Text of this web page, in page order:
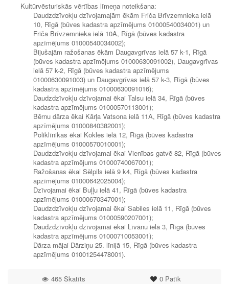
Kultūrvēsturiskās vērtības līmeņa noteikšana:
Daudzdzīvokļu dzīvojamajām ēkām Friča Brīvzemnieka ielā
10, Rīgā (būves kadastra apzīmējums 01000540034001) un
Friča Brīvzemnieka ielā 10A, Rīgā (būves kadastra
apzīmējums 01000540034002);
Bijušajām ražošanas ēkām Daugavgrīvas ielā 57 k-1, Rīgā
(būves kadastra apzīmējums 01000630091002), Daugavgrīvas
ielā 57 k-2, Rīgā (būves kadastra apzīmējums
01000630091003) un Daugavgrīvas ielā 57 k-3, Rīgā (būves
kadastra apzīmējums 01000630091016);
Daudzdzīvokļu dzīvojamai ēkai Talsu ielā 34, Rīgā (būves
kadastra apzīmējums 01000570113001);
Bērnu dārza ēkai Kārļa Vatsona ielā 11A, Rīgā (būves kadastra
apzīmējums 01000840382001);
Poliklīnikas ēkai Kokles ielā 12, Rīgā (būves kadastra
apzīmējums 01000570010001);
Daudzdzīvokļu dzīvojamai ēkai Vienības gatvē 82, Rīgā (būves
kadastra apzīmējums 01000740067001);
Ražošanas ēkai Sēlpils ielā 9 k4, Rīgā (būves kadastra
apzīmējums 01000642025004);
Dzīvojamai ēkai Buļļu ielā 41, Rīgā (būves kadastra
apzīmējums 01000670347001);
Daudzdzīvokļu dzīvojamai ēkai Sabiles ielā 11, Rīgā (būves
kadastra apzīmējums 01000590207001);
Daudzdzīvokļu dzīvojamai ēkai Līvānu ielā 3, Rīgā (būves
kadastra apzīmējums 01000710053001);
Dārza mājai Dārziņu 25. līnijā 15, Rīgā (būves kadastra
apzīmējums 01001254478001).
0Patīk
465 Skatīts